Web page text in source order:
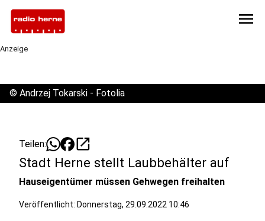
menu
Anzeige
© Andrzej Tokarski - Fotolia
Teilen: open_in_new
Stadt Herne stellt Laubbehälter auf
Hauseigentümer müssen Gehwegen freihalten
Veröffentlicht: Donnerstag, 29.09.2022 10:46